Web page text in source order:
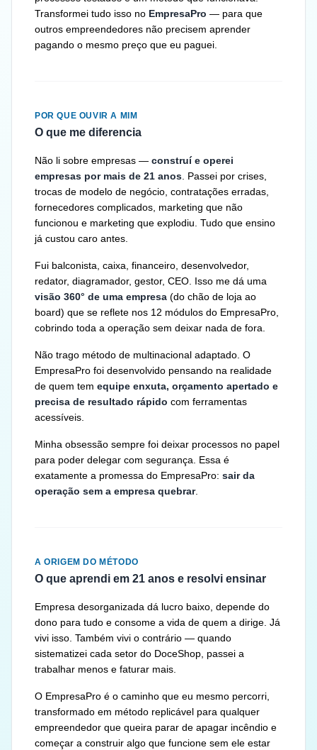
Transformei tudo isso no EmpresaPro — para que
outros empreendedores não precisem aprender
pagando o mesmo preço que eu paguei.
POR QUE OUVIR A MIM
O que me diferencia
Não li sobre empresas — construí e operei
empresas por mais de 21 anos. Passei por crises,
trocas de modelo de negócio, contratações erradas,
fornecedores complicados, marketing que não
funcionou e marketing que explodiu. Tudo que ensino
já custou caro antes.
Fui balconista, caixa, financeiro, desenvolvedor,
redator, diagramador, gestor, CEO. Isso me dá uma
visão 360° de uma empresa (do chão de loja ao
board) que se reflete nos 12 módulos do EmpresaPro,
cobrindo toda a operação sem deixar nada de fora.
Não trago método de multinacional adaptado. O
EmpresaPro foi desenvolvido pensando na realidade
de quem tem equipe enxuta, orçamento apertado e
precisa de resultado rápido com ferramentas
acessíveis.
Minha obsessão sempre foi deixar processos no papel
para poder delegar com segurança. Essa é
exatamente a promessa do EmpresaPro: sair da
operação sem a empresa quebrar.
A ORIGEM DO MÉTODO
O que aprendi em 21 anos e resolvi ensinar
Empresa desorganizada dá lucro baixo, depende do
dono para tudo e consome a vida de quem a dirige. Já
vivi isso. Também vivi o contrário — quando
sistematizei cada setor do DoceShop, passei a
trabalhar menos e faturar mais.
O EmpresaPro é o caminho que eu mesmo percorri,
transformado em método replicável para qualquer
empreendedor que queira parar de apagar incêndio e
começar a construir algo que funcione sem ele estar